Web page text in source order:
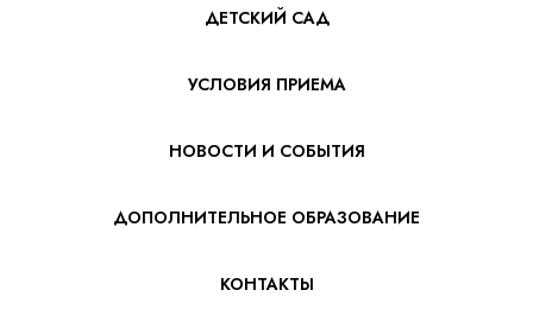
ДЕТСКИЙ САД
УСЛОВИЯ ПРИЕМА
НОВОСТИ И СОБЫТИЯ
ДОПОЛНИТЕЛЬНОЕ ОБРАЗОВАНИЕ
КОНТАКТЫ